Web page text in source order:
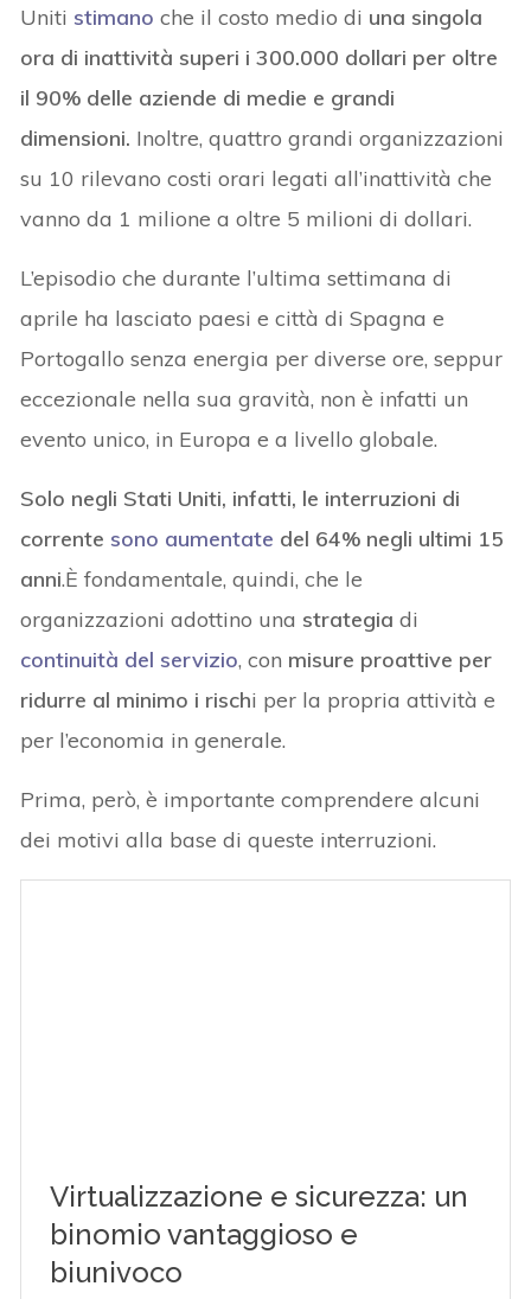
Uniti stimano che il costo medio di una singola
ora di inattività superi i 300.000 dollari per oltre
il 90% delle aziende di medie e grandi
dimensioni. Inoltre, quattro grandi organizzazioni
su 10 rilevano costi orari legati all’inattività che
vanno da 1 milione a oltre 5 milioni di dollari.
L’episodio che durante l’ultima settimana di
aprile ha lasciato paesi e città di Spagna e
Portogallo senza energia per diverse ore, seppur
eccezionale nella sua gravità, non è infatti un
evento unico, in Europa e a livello globale.
Solo negli Stati Uniti, infatti, le interruzioni di
corrente sono aumentate del 64% negli ultimi 15
anni.È fondamentale, quindi, che le
organizzazioni adottino una strategiadi
continuità del servizio, con misure proattive per
ridurre al minimo i rischi per la propria attività e
per l’economia in generale.
Prima, però, è importante comprendere alcuni
dei motivi alla base di queste interruzioni.